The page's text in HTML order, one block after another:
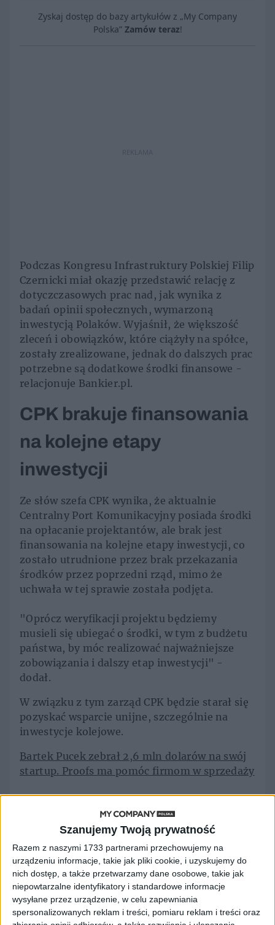
Szanujemy Twoją prywatność
Razem z naszymi 1733 partnerami przechowujemy na
urządzeniu informacje, takie jak pliki cookie, i uzyskujemy do
nich dostęp, a także przetwarzamy dane osobowe, takie jak
niepowtarzalne identyfikatory i standardowe informacje
wysyłane przez urządzenie, w celu zapewniania
spersonalizowanych reklam i treści, pomiaru reklam i treści oraz
Zyskaj dostęp do bazy artykułów z „My Company
Polska” Zamów teraz!
REKLAMA
Podczas Kongresu Infrastruktury Polskiej Filip
Czernicki miał okazję przedstawić relację z
dotyczczasowych prac nad, jak wynika z
badań opinii społecznych, wymarzoną
inwestycją Polaków. Wyjaśnił, że większość
zleceń i obowiązków, które ciążyły na spółce,
zostały zrealizowane, jednak do dalszych prac
potrzebne są dodatkowe środki finansowe -
relacjonuje Bankier.pl.
CPK brakuje finansowania
na kolejne etapy
inwestycji
Ze słów szefa CPK wynika, że aktualnie
Centralny Port Komunikacyjny posiada środki
na opłacanie projektantów, ale brak jest
finansowania na kolejne etapy inwestycji, co
zostało utrudnione przez brak przekazania
środków przez poprzedni rząd, mimo że
uchwała w tej sprawie została podjęta.
"Oprócz weryfikacji projektu będziemy
musieli się ubiegać o środki, w tym z budżetu
państwa, by móc realizować najważniejsze
zobowiązania i dalszy etap inwestycji" -
dodał.
W związku z tym zarząd CPK będzie starał się
pozyskać wsparcie unijne, szczególnie na
inwestycje kolejowe.
Bartek Pucek zebrał 2,6 mln dolarów na swój
startup. Proofs ma pomóc firmom w sprzedaży
Rozwój kolei w ramach
CPK niczym program
kosmiczny
Inwestycje kolejowe CPK to łącznie prawie
2000 km nowych linii, które mają powstać do
końca 2034 r. Dla ponad 1300 km z nich prace